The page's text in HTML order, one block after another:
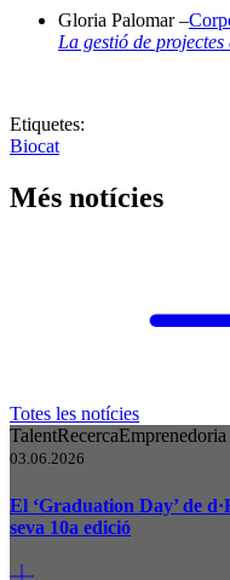
Gloria Palomar –
La gestió de
Etiquetes:
Biocat
Més notícies
Totes les notícies
TalentRecercaEmprenedoria
03.06.2026
El ‘Graduation Day’ de
seva 10a edició